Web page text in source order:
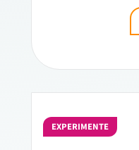
EXPERIMENTE